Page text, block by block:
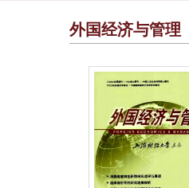
外国经济与管理